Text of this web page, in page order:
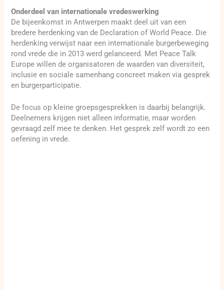
Onderdeel van internationale vredeswerking
De bijeenkomst in Antwerpen maakt deel uit van een
bredere herdenking van de Declaration of World Peace. Die
herdenking verwijst naar een internationale burgerbeweging
rond vrede die in 2013 werd gelanceerd. Met Peace Talk
Europe willen de organisatoren de waarden van diversiteit,
inclusie en sociale samenhang concreet maken via gesprek
en burgerparticipatie.
De focus op kleine groepsgesprekken is daarbij belangrijk.
Deelnemers krijgen niet alleen informatie, maar worden
gevraagd zelf mee te denken. Het gesprek zelf wordt zo een
oefening in vrede.